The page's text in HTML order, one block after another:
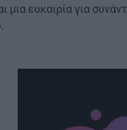
μια ευκαιρία για